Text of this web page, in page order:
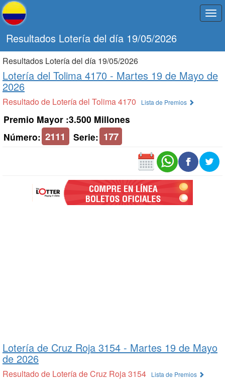
Resultados Lotería del día 19/05/2026
Resultados Lotería del día 19/05/2026
Lotería del Tolima 4170 - Martes 19 de Mayo de
2026
Resultado de Lotería del Tolima 4170 Lista de Premios
Premio Mayor :3.500 Millones
Número: 2111 Serie: 177
Lotería de Cruz Roja 3154 - Martes 19 de Mayo
de 2026
Resultado de Lotería de Cruz Roja 3154 Lista de Premios